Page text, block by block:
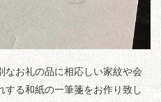
なお礼の品に相応しい家紋や会
る和紙の一筆箋をお作り致し